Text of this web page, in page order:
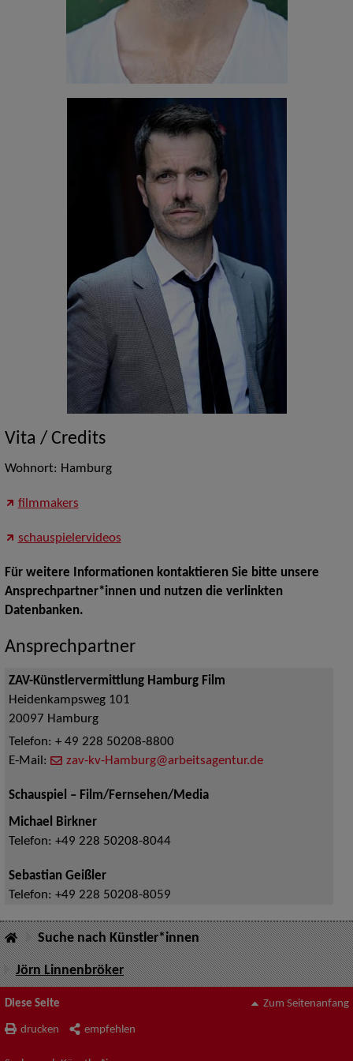
Vita / Credits
Wohnort: Hamburg
filmmakers
schauspielervideos
Für weitere Informationen kontaktieren Sie bitte unsere
Ansprechpartner*innen und nutzen die verlinkten
Datenbanken.
Ansprechpartner
ZAV-Künstlervermittlung Hamburg Film
Heidenkampsweg 101
20097 Hamburg
Telefon: + 49 228 50208-8800
E-Mail:
zav-kv-Hamburg@arbeitsagentur.de
Schauspiel – Film/Fernsehen/Media
Michael Birkner
Telefon: +49 228 50208-8044
Sebastian Geißler
Telefon: +49 228 50208-8059
Suche nach Künstler*innen
Jörn Linnenbröker
Diese Seite
drucken empfehlen
Zum Seitenanfang